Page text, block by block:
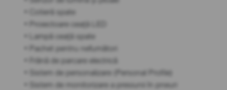
• Cotieră spate
• Proiectoare ceață LED
• Lampă ceață spate
• Pachet pentru nefumători
• Frână de parcare electrică
• Sistem de personalizare (Personal Profile)
• Sistem de monitorizare a presiunii în pneuri